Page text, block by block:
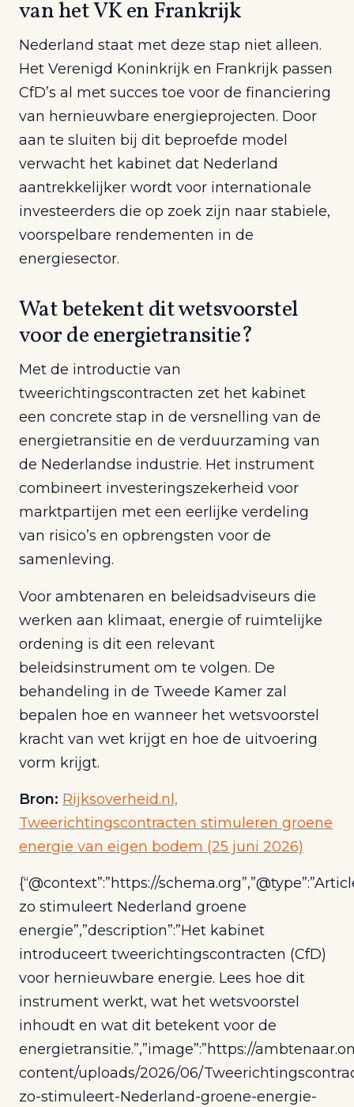
van het VK en Frankrijk
Nederland staat met deze stap niet alleen.
Het Verenigd Koninkrijk en Frankrijk passen
CfD’s al met succes toe voor de financiering
van hernieuwbare energieprojecten. Door
aan te sluiten bij dit beproefde model
verwacht het kabinet dat Nederland
aantrekkelijker wordt voor internationale
investeerders die op zoek zijn naar stabiele,
voorspelbare rendementen in de
energiesector.
Wat betekent dit wetsvoorstel
voor de energietransitie?
Met de introductie van
tweerichtingscontracten zet het kabinet
een concrete stap in de versnelling van de
energietransitie en de verduurzaming van
de Nederlandse industrie. Het instrument
combineert investeringszekerheid voor
marktpartijen met een eerlijke verdeling
van risico’s en opbrengsten voor de
samenleving.
Voor ambtenaren en beleidsadviseurs die
werken aan klimaat, energie of ruimtelijke
ordening is dit een relevant
beleidsinstrument om te volgen. De
behandeling in de Tweede Kamer zal
bepalen hoe en wanneer het wetsvoorstel
kracht van wet krijgt en hoe de uitvoering
vorm krijgt.
Bron: Rijksoverheid.nl,
Tweerichtingscontracten stimuleren groene
energie van eigen bodem (25 juni 2026)
{“@context”:”https://
zo stimuleert Nederland groene
energie”,”description”:”Het kabinet
introduceert tweerichtingscontracten (CfD)
voor hernieuwbare energie. Lees hoe dit
instrument werkt, wat het wetsvoorstel
inhoudt en wat dit betekent voor de
energietransitie.”,”image”:”https://
content/uploads/2026/06/
zo-stimuleert-Nederland-groene-energie-